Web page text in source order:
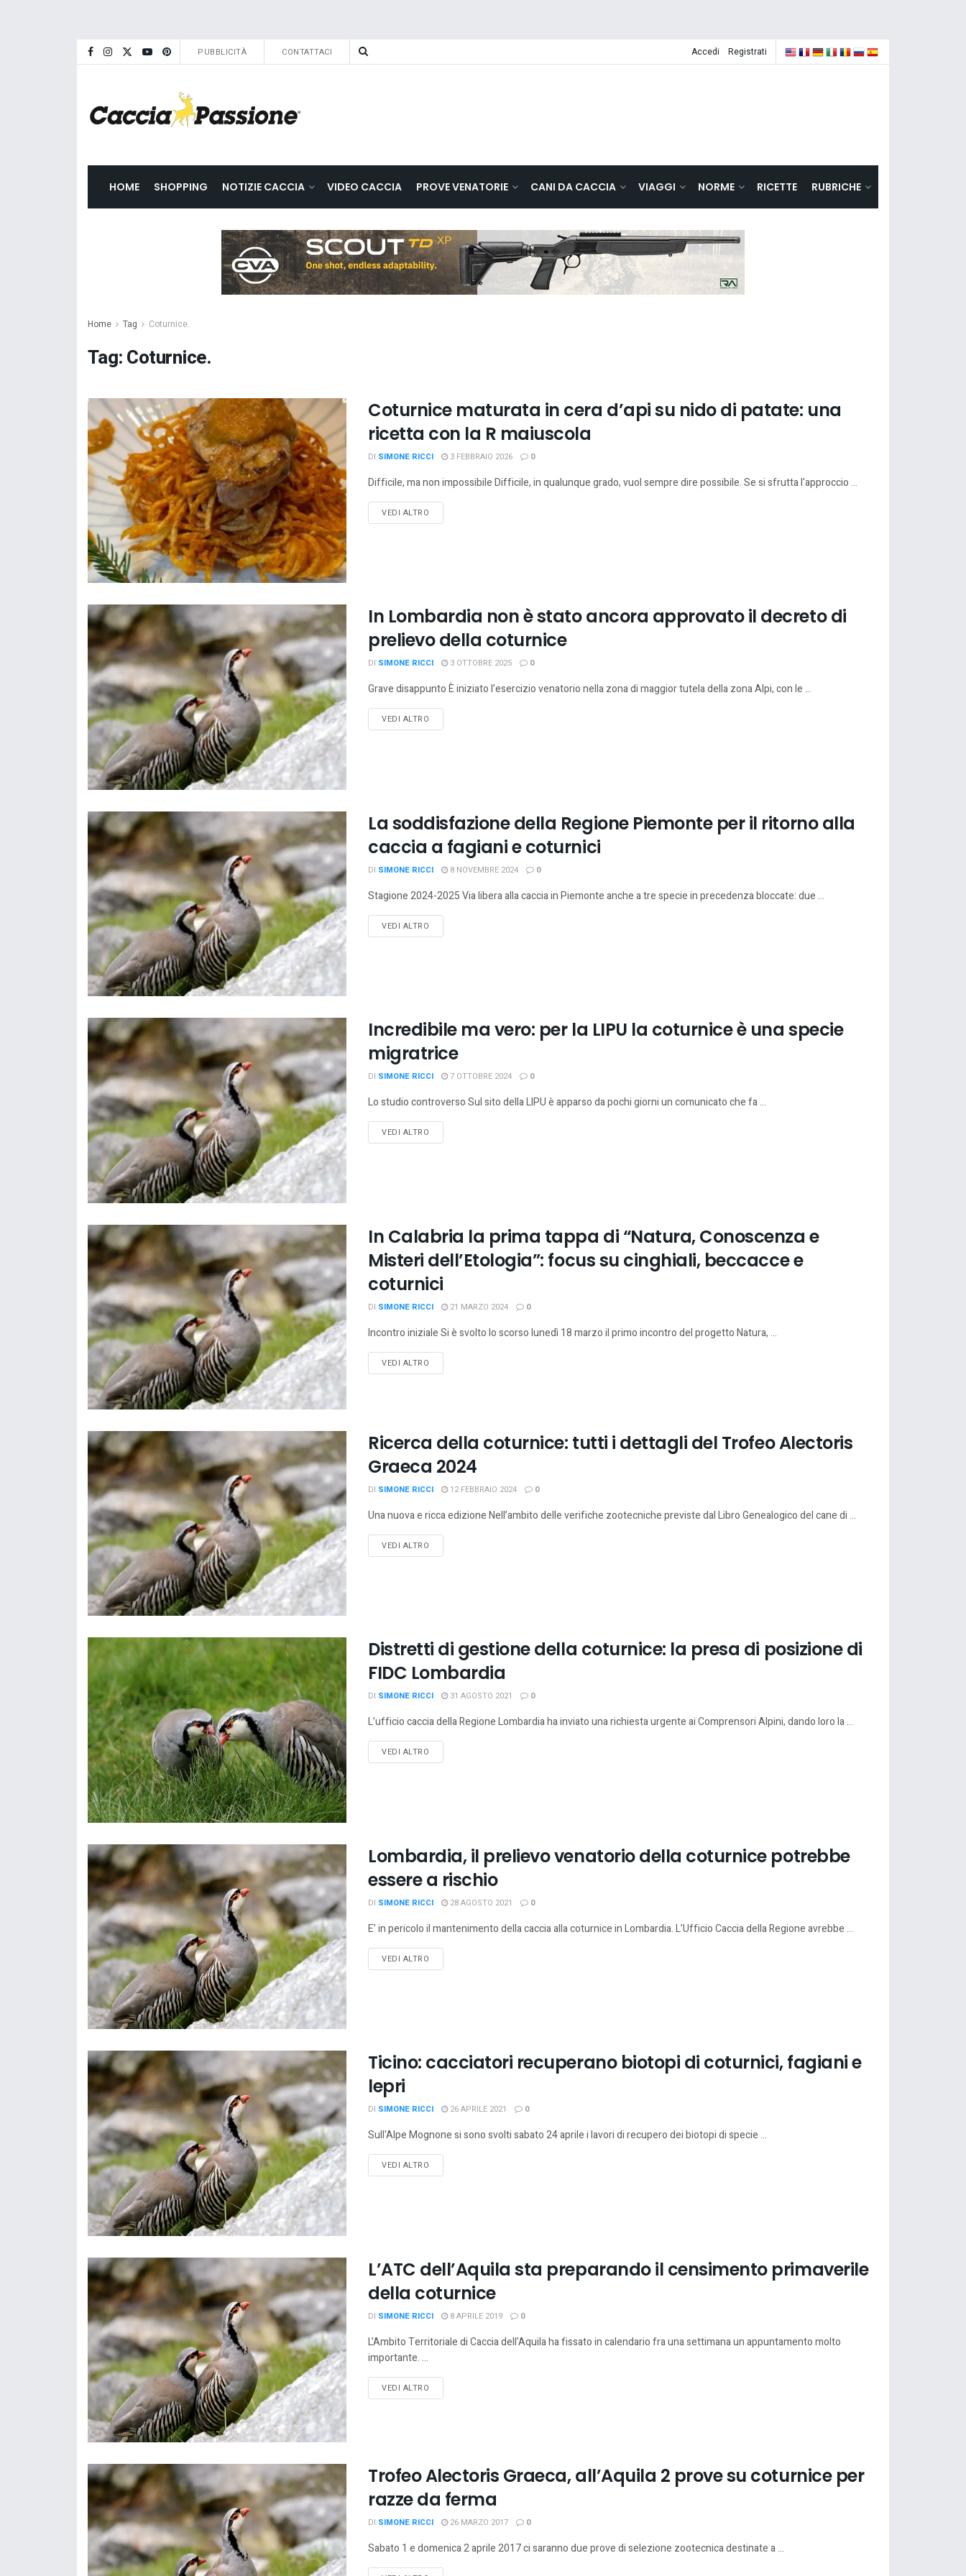
PUBBLICITÀ CONTATTACI Accedi Registrati
HOME SHOPPING NOTIZIE CACCIA VIDEO CACCIA PROVE VENATORIE CANI DA CACCIA VIAGGI NORME RICETTE RUBRICHE
Home Tag Coturnice.
Tag:Coturnice.
Coturnice maturata in cera d’api su nido di patate: una
ricetta con la R maiuscola
DI SIMONE RICCI 3 FEBBRAIO 2026 0
Difficile, ma non impossibile Difficile, in qualunque grado, vuol sempre dire possibile. Se si sfrutta l'approccio ...
VEDI ALTRO
In Lombardia non è stato ancora approvato il decreto di
prelievo della coturnice
DI SIMONE RICCI 3 OTTOBRE 2025 0
Grave disappunto È iniziato l’esercizio venatorio nella zona di maggior tutela della zona Alpi, con le ...
VEDI ALTRO
La soddisfazione della Regione Piemonte per il ritorno alla
caccia a fagiani e coturnici
DI SIMONE RICCI 8 NOVEMBRE 2024 0
Stagione 2024-2025 Via libera alla caccia in Piemonte anche a tre specie in precedenza bloccate: due ...
VEDI ALTRO
Incredibile ma vero: per la LIPU la coturnice è una specie
migratrice
DI SIMONE RICCI 7 OTTOBRE 2024 0
Lo studio controverso Sul sito della LIPU è apparso da pochi giorni un comunicato che fa ...
VEDI ALTRO
In Calabria la prima tappa di “Natura, Conoscenza e
Misteri dell’Etologia”: focus su cinghiali, beccacce e
coturnici
DI SIMONE RICCI 21 MARZO 2024 0
Incontro iniziale Si è svolto lo scorso lunedì 18 marzo il primo incontro del progetto Natura, ...
VEDI ALTRO
Ricerca della coturnice: tutti i dettagli del Trofeo Alectoris
Graeca 2024
DI SIMONE RICCI 12 FEBBRAIO 2024 0
Una nuova e ricca edizione Nell’ambito delle verifiche zootecniche previste dal Libro Genealogico del cane di ...
VEDI ALTRO
Distretti di gestione della coturnice: la presa di posizione di
FIDC Lombardia
DI SIMONE RICCI 31 AGOSTO 2021 0
L’ufficio caccia della Regione Lombardia ha inviato una richiesta urgente ai Comprensori Alpini, dando loro la ...
VEDI ALTRO
Lombardia, il prelievo venatorio della coturnice potrebbe
essere a rischio
DI SIMONE RICCI 28 AGOSTO 2021 0
E’ in pericolo il mantenimento della caccia alla coturnice in Lombardia. L’Ufficio Caccia della Regione avrebbe ...
VEDI ALTRO
Ticino: cacciatori recuperano biotopi di coturnici, fagiani e
lepri
DI SIMONE RICCI 26 APRILE 2021 0
Sull'Alpe Mognone si sono svolti sabato 24 aprile i lavori di recupero dei biotopi di specie ...
VEDI ALTRO
L’ATC dell’Aquila sta preparando il censimento primaverile
della coturnice
DI SIMONE RICCI 8 APRILE 2019 0
L'Ambito Territoriale di Caccia dell'Aquila ha fissato in calendario fra una settimana un appuntamento molto
importante. ...
VEDI ALTRO
Trofeo Alectoris Graeca, all’Aquila 2 prove su coturnice per
razze da ferma
DI SIMONE RICCI 26 MARZO 2017 0
Sabato 1 e domenica 2 aprile 2017 ci saranno due prove di selezione zootecnica destinate a ...